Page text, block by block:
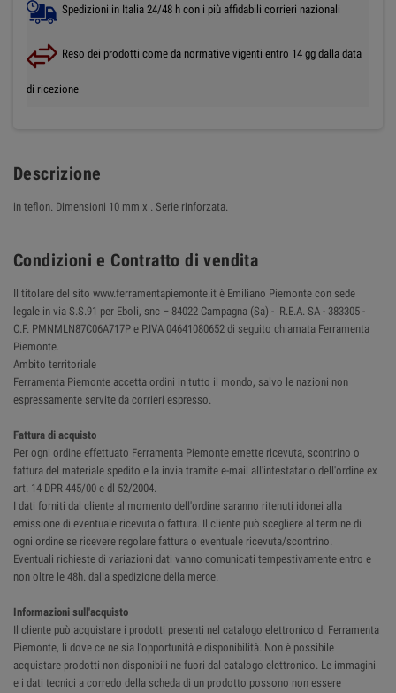
Spedizioni in Italia 24/48 h con i più affidabili corrieri nazionali
Reso dei prodotti come da normative vigenti entro 14 gg dalla data
di ricezione
Descrizione
in teflon. Dimensioni 10 mm x . Serie rinforzata.
Condizioni e Contratto di vendita
Il titolare del sito www.ferramentapiemonte.it è Emiliano Piemonte con sede
legale in via S.S.91 per Eboli, snc – 84022 Campagna (Sa) - R.E.A. SA - 383305 -
C.F. PMNMLN87C06A717P e P.IVA 04641080652 di seguito chiamata Ferramenta
Piemonte.
Ambito territoriale
Ferramenta Piemonte accetta ordini in tutto il mondo, salvo le nazioni non
espressamente servite da corrieri espresso.
Fattura di acquisto
Per ogni ordine effettuato Ferramenta Piemonte emette ricevuta, scontrino o
fattura del materiale spedito e la invia tramite e-mail all'intestatario dell'ordine ex
art. 14 DPR 445/00 e dl 52/2004.
I dati forniti dal cliente al momento dell'ordine saranno ritenuti idonei alla
emissione di eventuale ricevuta o fattura. Il cliente può scegliere al termine di
ogni ordine se ricevere regolare fattura o eventuale ricevuta/scontrino.
Eventuali richieste di variazioni dati vanno comunicati tempestivamente entro e
non oltre le 48h. dalla spedizione della merce.
Informazioni sull'acquisto
Il cliente può acquistare i prodotti presenti nel catalogo elettronico di Ferramenta
Piemonte, li dove ce ne sia l’opportunità e disponibilità. Non è possibile
acquistare prodotti non disponibili ne fuori dal catalogo elettronico. Le immagini
e i dati tecnici a corredo della scheda di un prodotto possono non essere